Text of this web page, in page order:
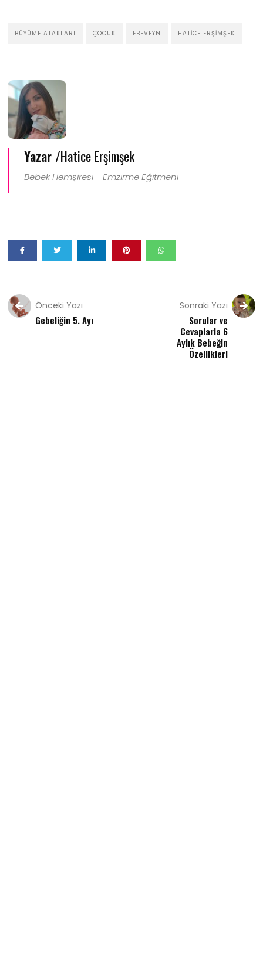
BÜYÜME ATAKLARI ÇOCUK EBEVEYN HATICE ERŞIMŞEK
Yazar /Hatice Erşimşek
Bebek Hemşiresi - Emzirme Eğitmeni
Önceki Yazı
Gebeliğin 5. Ayı
Sonraki Yazı
Sorular ve
Cevaplarla 6
Aylık Bebeğin
Özellikleri